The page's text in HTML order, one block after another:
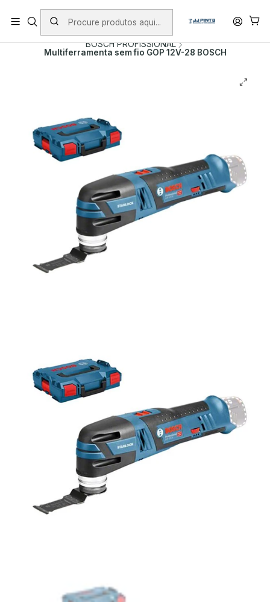
PORTES INCLUÍDOS EM ENCOMENDAS +75€ (excepto ilhas)
Início PRODUTOS
FERRAMENTAS SEM FIO
BOSCH PROFISSIONAL
Multiferramenta sem fio GOP 12V-28 BOSCH